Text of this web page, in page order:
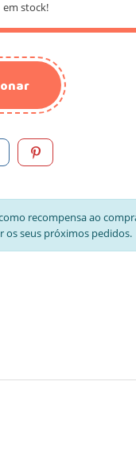
em stock!
recompensa ao
os seus próximos pedidos.